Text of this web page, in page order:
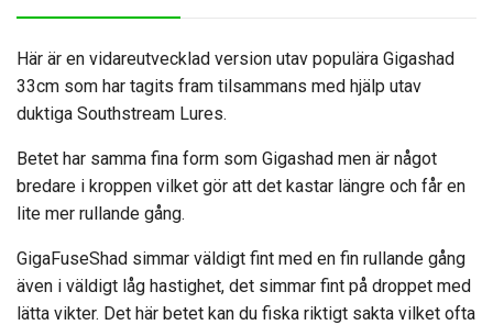
Här är en vidareutvecklad version utav populära Gigashad
33cm som har tagits fram tilsammans med hjälp utav
duktiga Southstream Lures.
Betet har samma fina form som Gigashad men är något
bredare i kroppen vilket gör att det kastar längre och får en
lite mer rullande gång.
GigaFuseShad simmar väldigt fint med en fin rullande gång
även i väldigt låg hastighet, det simmar fint på droppet med
lätta vikter. Det här betet kan du fiska riktigt sakta vilket ofta